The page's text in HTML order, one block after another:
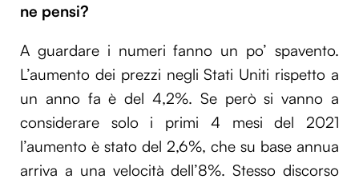
ne pensi?
A guardare i numeri fanno un po’ spavento.
L’aumento dei prezzi negli Stati Uniti rispetto a
un anno fa è del 4,2%. Se però si vanno a
considerare solo i primi 4 mesi del 2021
l’aumento è stato del 2,6%, che su base annua
arriva a una velocità dell’8%. Stesso discorso